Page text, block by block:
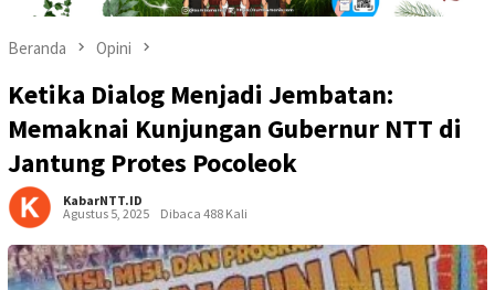
Beranda Opini
Ketika Dialog Menjadi Jembatan:
Memaknai Kunjungan Gubernur NTT di
Jantung Protes Pocoleok
KabarNTT.ID
Agustus 5, 2025
Dibaca 488 Kali